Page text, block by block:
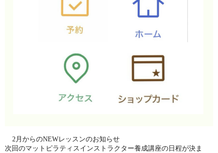
2月からのNEWレッスンのお知らせ
次回のマットピラティスインストラクター養成講座の日程が決ま